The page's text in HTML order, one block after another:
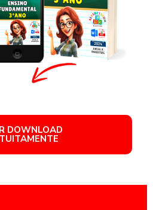
DOWNLOAD